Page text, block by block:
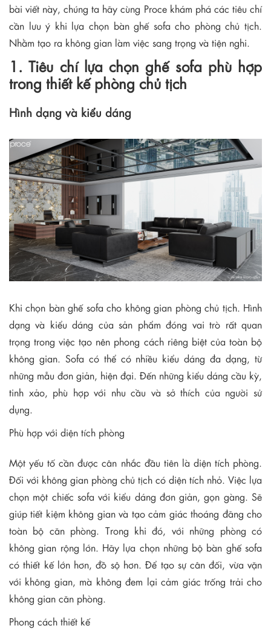
bài viết này, chúng ta hãy cùng Proce khám phá các tiêu chí
cần lưu ý khi lựa chọn bàn ghế sofa cho phòng chủ tịch.
Nhằm tạo ra không gian làm việc sang trọng và tiện nghi.
1. Tiêu chí lựa chọn ghế sofa phù hợp
trong thiết kế phòng chủ tịch
Hình dạng và kiểu dáng
Khi chọn bàn ghế sofa cho không gian phòng chủ tịch. Hình
dạng và kiểu dáng của sản phẩm đóng vai trò rất quan
trọng trong việc tạo nên phong cách riêng biệt của toàn bộ
không gian. Sofa có thể có nhiều kiểu dáng đa dạng, từ
những mẫu đơn giản, hiện đại. Đến những kiểu dáng cầu kỳ,
tinh xảo, phù hợp với nhu cầu và sở thích của người sử
dụng.
Phù hợp với diện tích phòng
Một yếu tố cần được cân nhắc đầu tiên là diện tích phòng.
Đối với không gian phòng chủ tịch có diện tích nhỏ. Việc lựa
chọn một chiếc sofa với kiểu dáng đơn giản, gọn gàng. Sẽ
giúp tiết kiệm không gian và tạo cảm giác thoáng đãng cho
toàn bộ căn phòng. Trong khi đó, với những phòng có
không gian rộng lớn. Hãy lựa chọn những bộ bàn ghế sofa
có thiết kế lớn hơn, đồ sộ hơn. Để tạo sự cân đối, vừa vặn
với không gian, mà không đem lại cảm giác trống trải cho
không gian căn phòng.
Phong cách thiết kế